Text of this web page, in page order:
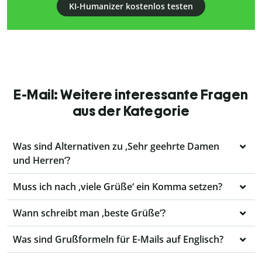
KI-Humanizer kostenlos testen
E-Mail: Weitere interessante Fragen
aus der Kategorie
Was sind Alternativen zu ‚Sehr geehrte Damen
und Herren‘?
Muss ich nach ‚viele Grüße‘ ein Komma setzen?
Wann schreibt man ‚beste Grüße‘?
Was sind Grußformeln für E-Mails auf Englisch?